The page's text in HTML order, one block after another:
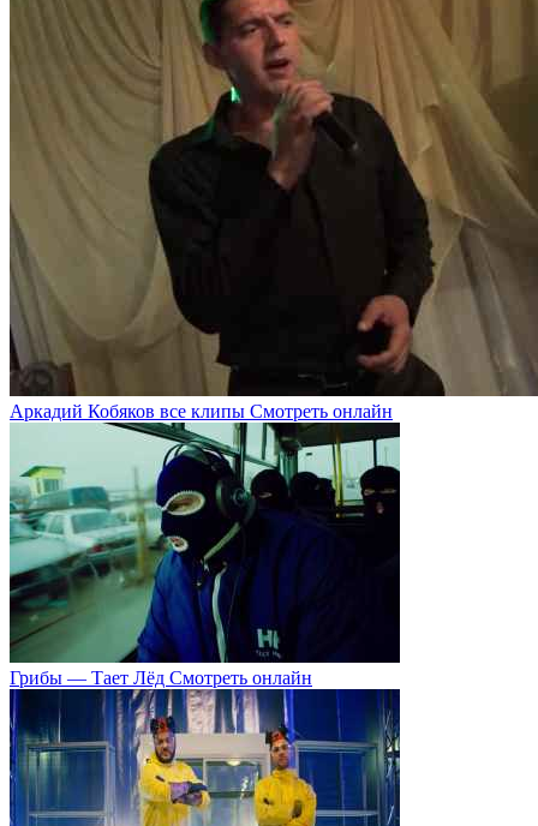
Аркадий Кобяков все клипы Смотреть онлайн
Грибы — Тает Лёд Смотреть онлайн